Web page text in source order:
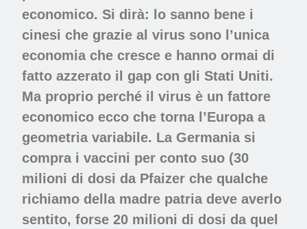
economico. Si dirà: lo sanno bene i
cinesi che grazie al virus sono l’unica
economia che cresce e hanno ormai di
fatto azzerato il gap con gli Stati Uniti.
Ma proprio perché il virus è un fattore
economico ecco che torna l’Europa a
geometria variabile. La Germania si
compra i vaccini per conto suo (30
milioni di dosi da Pfaizer che qualche
richiamo della madre patria deve averlo
sentito, forse 20 milioni di dosi da quel